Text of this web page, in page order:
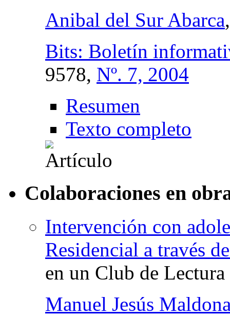
Anibal del Sur Abarca
Bits: Boletín
9578, Nº. 7, 2004
Resumen
Texto completo
Colaboraciones en
Intervención con
Residencial a través
en un Club de Lectura
Manuel Jesús